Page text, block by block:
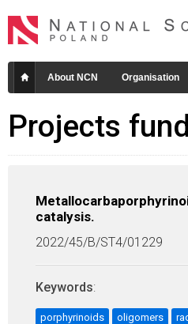
About NCN Organisation
Projects
catalysis.
2022/45/B/ST4/01229
Keywords:
porphyrinoids oligomers